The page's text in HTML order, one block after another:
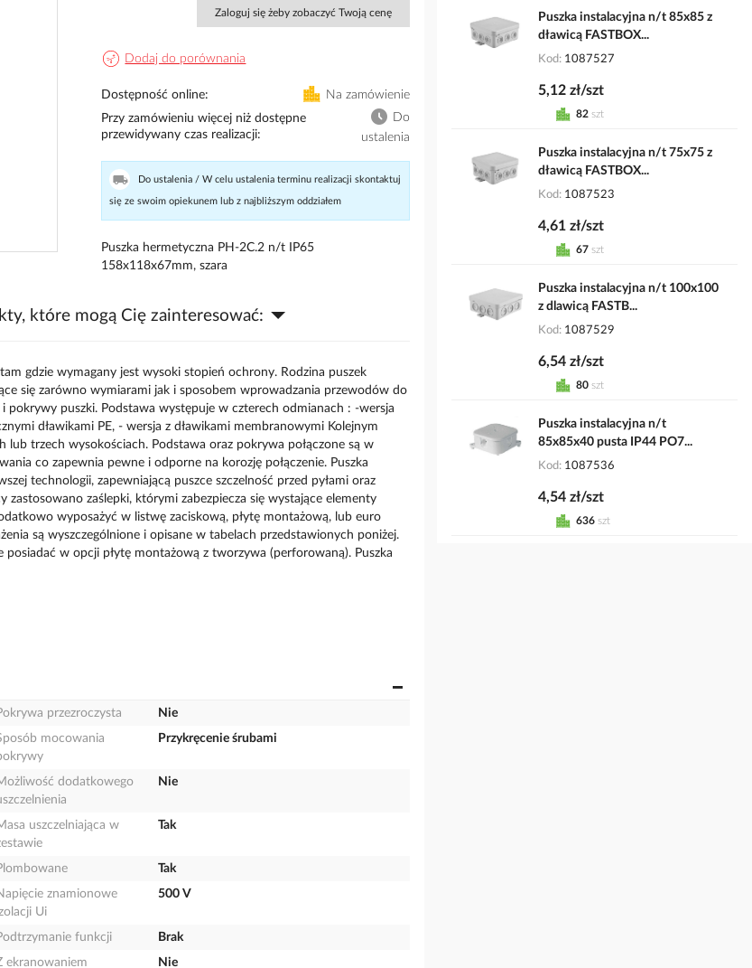
Zaloguj się żeby zobaczyć Twoją cenę
Dodaj do porównania
Dostępność online
Na zamówienie
Przy zamówieniu więcej niż dostępne
przewidywany czas realizacji
Do
ustalenia
Do ustalenia / W celu ustalenia terminu realizacji skontaktuj
się ze swoim opiekunem lub z najbliższym oddziałem
Puszka hermetyczna PH-2C.2 n/t IP65
158x118x67mm, szara
które mogą Cię zainteresować:
gdzie wymagany jest wysoki stopień ochrony. Rodzina puszek
się zarówno wymiarami jak i sposobem wprowadzania przewodów do
pokrywy puszki. Podstawa występuje w czterech odmianach : -wersja
dławikami PE, - wersja z dławikami membranowymi Kolejnym
trzech wysokościach. Podstawa oraz pokrywa połączone są w
co zapewnia pewne i odporne na korozję połączenie. Puszka
technologii, zapewniającą puszce szczelność przed pyłami oraz
zaślepki, którymi zabezpiecza się wystające elementy
wyposażyć w listwę zaciskową, płytę montażową, lub euro
są wyszczególnione i opisane w tabelach przedstawionych poniżej.
w opcji płytę montażową z tworzywa (perforowaną). Puszka
przezroczysta
Nie
mocowania
Przykręcenie śrubami
dodatkowego
Nie
uszczelniająca w
Tak
Tak
znamionowe
Ui
500 V
funkcji
Brak
ekranowaniem
Nie
Puszka instalacyjna n/t 85x85 z
dławicą FASTBOX...
Kod 1087527
5,12 zł/szt
82 szt
Puszka instalacyjna n/t 75x75 z
dławicą FASTBOX...
Kod 1087523
4,61 zł/szt
67 szt
Puszka instalacyjna n/t 100x100
z dlawicą FASTB...
Kod 1087529
6,54 zł/szt
80 szt
Puszka instalacyjna n/t
85x85x40 pusta IP44 PO7...
Kod 1087536
4,54 zł/szt
636 szt